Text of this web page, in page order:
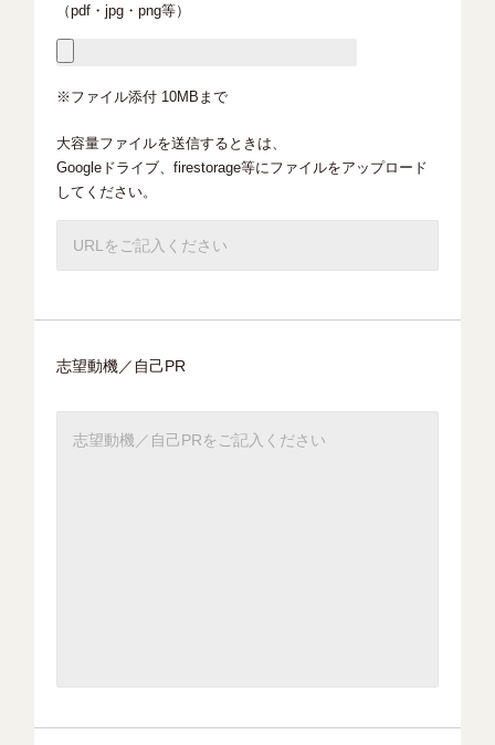
（pdf・jpg・png等）
※ファイル添付 10MBまで
大容量ファイルを送信するときは、
Googleドライブ、firestorage等にファイルをアップロード
してください。
志望動機／自己PR